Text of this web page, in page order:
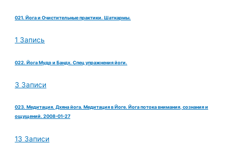
021. Йога и Очистительные практики. Шаткармы.
1 Запись
022. Йога Мудр и Бандх. Спец упражнения йоги.
3 Записи
023. Медитация. Дхяна йога. Медитация в Йоге. Йога потока внимания, сознания и
ощущений. 2008-01-27
13 Записи